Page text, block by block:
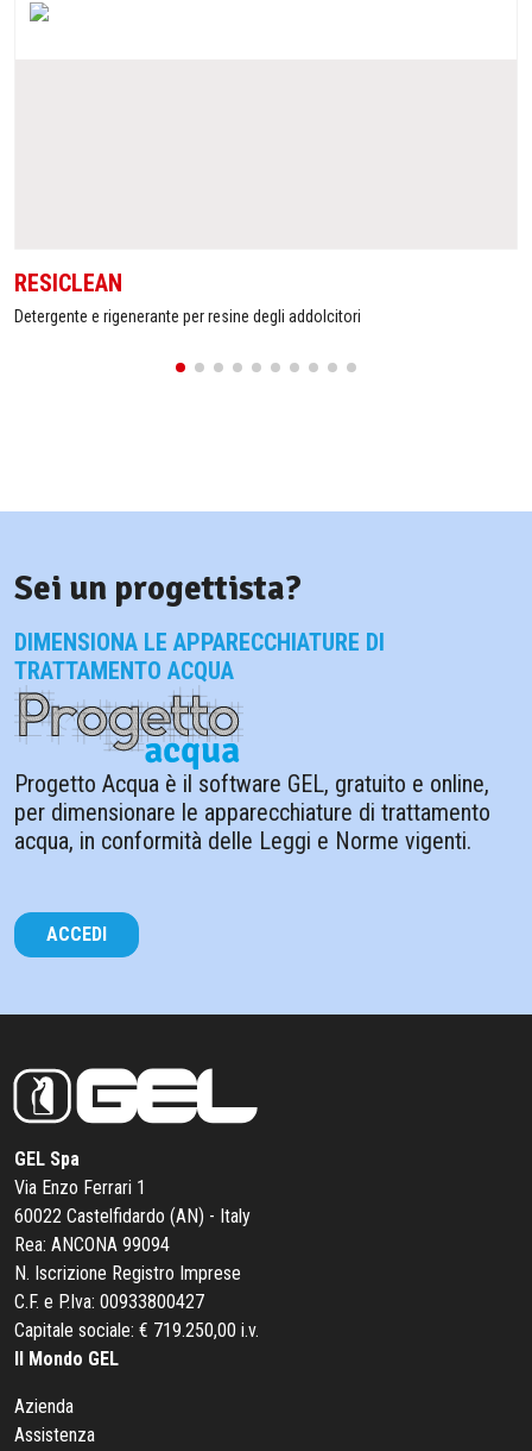
RESICLEAN
Detergente e rigenerante per resine degli addolcitori
Sei un progettista?
DIMENSIONA LE APPARECCHIATURE DI
TRATTAMENTO ACQUA
Progetto Acqua è il software GEL, gratuito e online,
per dimensionare le apparecchiature di trattamento
acqua, in conformità delle Leggi e Norme vigenti.
ACCEDI
GEL Spa
Via Enzo Ferrari 1
60022 Castelfidardo (AN) - Italy
Rea: ANCONA 99094
N. Iscrizione Registro Imprese
C.F. e P.Iva: 00933800427
Capitale sociale: € 719.250,00 i.v.
Il Mondo GEL
Azienda
Assistenza